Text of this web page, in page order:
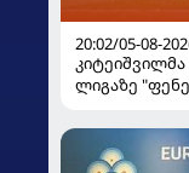
20:02/05-08-
კიტეიშვილმა
ლიგაზე